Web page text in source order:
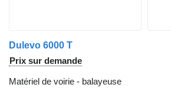
Dulevo 6000 T
Prix sur demande
Matériel de voirie - balayeuse